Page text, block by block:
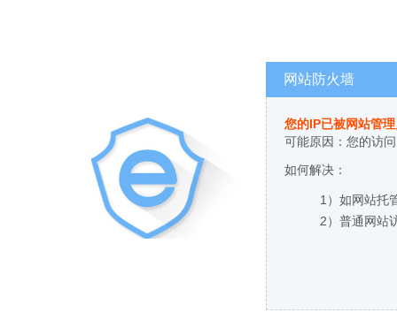
网站防火墙
您的IP已被网站管
可能原因：您的访
如何解决：
1）如网站托
2）普通网站